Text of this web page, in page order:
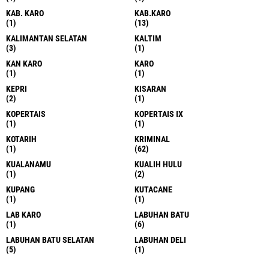
KAB. KARO
(1)
KAB.KARO
(13)
KALIMANTAN SELATAN
(3)
KALTIM
(1)
KAN KARO
(1)
KARO
(1)
KEPRI
(2)
KISARAN
(1)
KOPERTAIS
(1)
KOPERTAIS IX
(1)
KOTARIH
(1)
KRIMINAL
(62)
KUALANAMU
(1)
KUALIH HULU
(2)
KUPANG
(1)
KUTACANE
(1)
LAB KARO
(1)
LABUHAN BATU
(6)
LABUHAN BATU SELATAN
(5)
LABUHAN DELI
(1)